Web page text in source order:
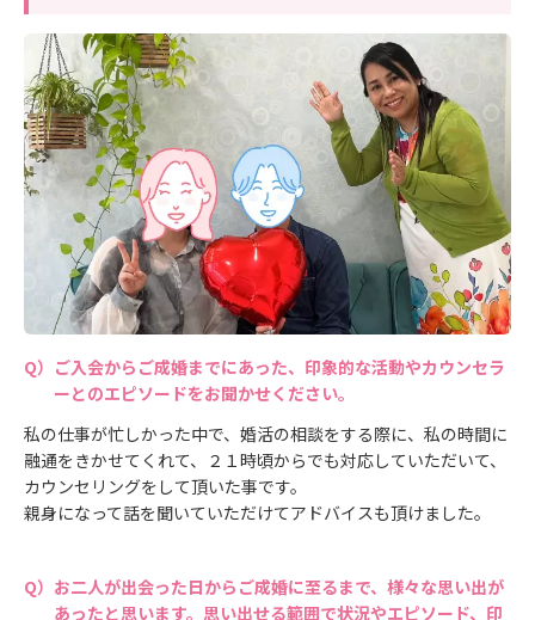
ご入会からご成婚までにあった、印象的な活動やカウンセラ
ーとのエピソードをお聞かせください。
私の仕事が忙しかった中で、婚活の相談をする際に、私の時間に
融通をきかせてくれて、２１時頃からでも対応していただいて、
カウンセリングをして頂いた事です。
親身になって話を聞いていただけてアドバイスも頂けました。
お二人が出会った日からご成婚に至るまで、様々な思い出が
あったと思います。思い出せる範囲で状況やエピソード、印